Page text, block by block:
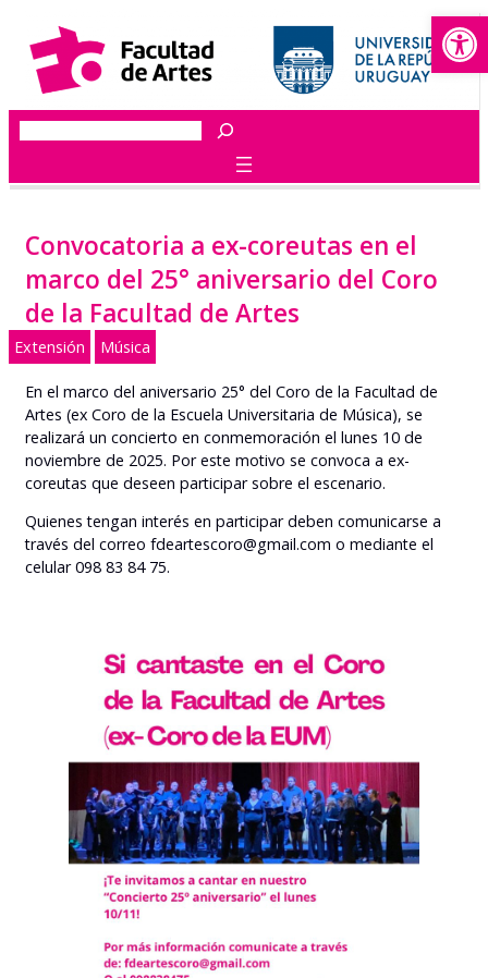
contenido
Buscar
Convocatoria a ex-coreutas en el
marco del 25° aniversario del Coro
de la Facultad de Artes
Extensión Música
En el marco del aniversario 25° del Coro de la Facultad de
Artes (ex Coro de la Escuela Universitaria de Música), se
realizará un concierto en conmemoración el lunes 10 de
noviembre de 2025. Por este motivo se convoca a ex-
coreutas que deseen participar sobre el escenario.
Quienes tengan interés en participar deben comunicarse a
través del correo fdeartescoro@gmail.com o mediante el
celular 098 83 84 75.